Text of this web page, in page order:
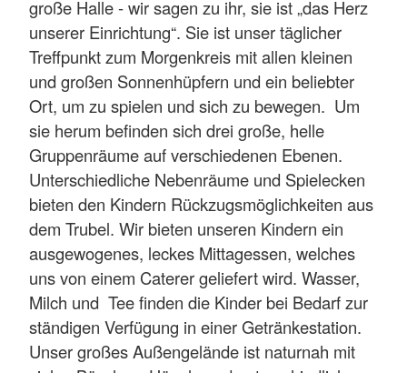
große Halle - wir sagen zu ihr, sie ist „das Herz
unserer Einrichtung“. Sie ist unser täglicher
Treffpunkt zum Morgenkreis mit allen kleinen
und großen Sonnenhüpfern und ein beliebter
Ort, um zu spielen und sich zu bewegen. Um
sie herum befinden sich drei große, helle
Gruppenräume auf verschiedenen Ebenen.
Unterschiedliche Nebenräume und Spielecken
bieten den Kindern Rückzugsmöglichkeiten aus
dem Trubel. Wir bieten unseren Kindern ein
ausgewogenes, leckes Mittagessen, welches
uns von einem Caterer geliefert wird. Wasser,
Milch und Tee finden die Kinder bei Bedarf zur
ständigen Verfügung in einer Getränkestation.
Unser großes Außengelände ist naturnah mit